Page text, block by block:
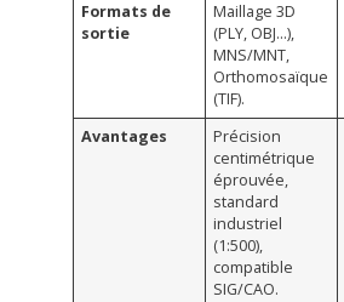
Formats de
sortie
Maillage 3D
(PLY, OBJ…),
MNS/MNT,
Orthomosaïque
(TIF).
Avantages
Précision
centimétrique
éprouvée,
standard
industriel
(1:500),
compatible
SIG/CAO.